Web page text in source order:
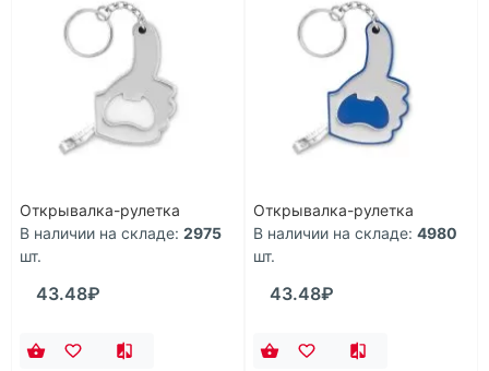
Открывалка-рулетка
В наличии на складе: 2975
шт.
43.48₽
Открывалка-рулетка
В наличии на складе: 4980
шт.
43.48₽